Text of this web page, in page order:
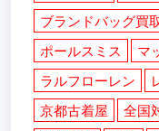
ブランドバッグ買
ポールスミス
マ
ラルフローレン
京都古着屋
全国